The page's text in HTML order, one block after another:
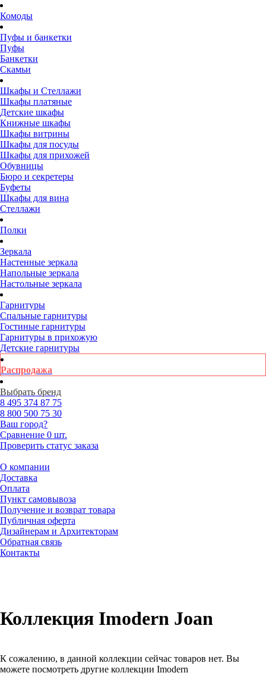
Комоды
Пуфы и банкетки
Пуфы
Банкетки
Скамьи
Шкафы и Стеллажи
Шкафы платяные
Детские шкафы
Книжные шкафы
Шкафы витрины
Шкафы для посуды
Шкафы для прихожей
Обувницы
Бюро и секретеры
Буфеты
Шкафы для вина
Стеллажи
Полки
Зеркала
Настенные зеркала
Напольные зеркала
Настольные зеркала
Гарнитуры
Спальные гарнитуры
Гостиные гарнитуры
Гарнитуры в прихожую
Детские гарнитуры
Распродажа
Выбрать бренд
8 495 374 87 75
8 800 500 75 30
Ваш город?
Сравнение 0 шт.
Проверить статус заказа
О компании
Доставка
Оплата
Пункт самовывоза
Получение и возврат товара
Публичная оферта
Дизайнерам и Архитекторам
Обратная связь
Контакты
Коллекция Imodern Joan
К сожалению, в данной коллекции сейчас товаров нет. Вы
можете посмотреть другие коллекции Imodern